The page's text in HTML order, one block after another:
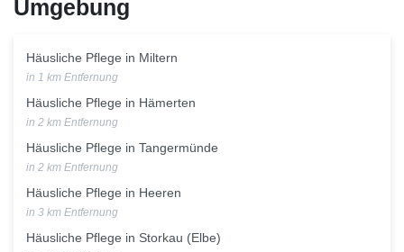
Umgebung
Häusliche Pflege in Miltern
in 1 km Entfernung
Häusliche Pflege in Hämerten
in 2 km Entfernung
Häusliche Pflege in Tangermünde
in 2 km Entfernung
Häusliche Pflege in Heeren
in 3 km Entfernung
Häusliche Pflege in Storkau (Elbe)